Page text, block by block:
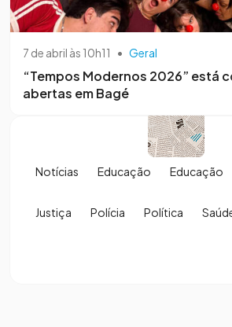
7 de abril às 10h11 • Geral
“Tempos Modernos 2026” está
abertas em Bagé
Notícias Educação Educação
Justiça Polícia Política